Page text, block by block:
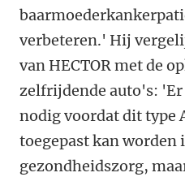
verbeteren.' Hij
van HECTOR met de
zelfrijdende auto's:
nodig voordat dit type
toegepast kan worden
gezondheidszorg,